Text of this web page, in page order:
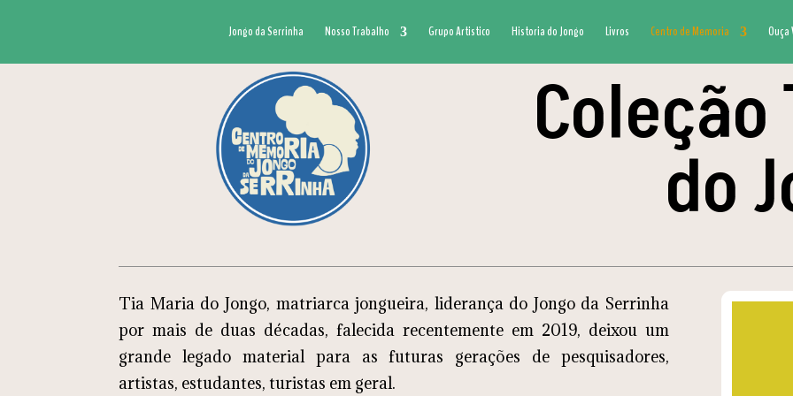
Jongo da Serrinha Nosso Trabalho Grupo Artistico Historia do Jongo Livros Centro de Memoria Ouça
do
Tia Maria do Jongo, matriarca jongueira, liderança do Jongo da Serrinha
por mais de duas décadas, falecida recentemente em 2019, deixou um
grande legado material para as futuras gerações de pesquisadores,
artistas, estudantes, turistas em geral.